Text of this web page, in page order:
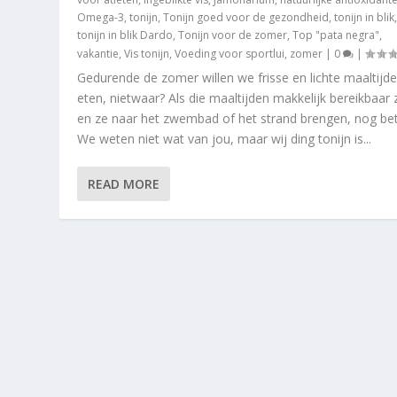
Omega-3,tonijn,Tonijn goed voor de gezondheid,tonijn in blik,
tonijn in blik Dardo,Tonijn voor de zomer,Top "pata negra",
vakantie,Vis tonijn,Voeding voor sportlui, zomer | 0 |
Gedurende de zomer willen we frisse en lichte
eten, nietwaar? Als die maaltijden makkelijk bereikbaar
en ze naar het zwembad of het strand brengen, nog
We weten niet wat van jou, maar wij ding tonijn is...
READ MORE